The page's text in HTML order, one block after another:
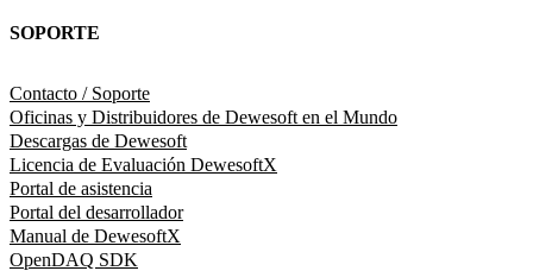
SOPORTE
Contacto / Soporte
Oficinas y Distribuidores de Dewesoft en el Mundo
Descargas de Dewesoft
Licencia de Evaluación DewesoftX
Portal de asistencia
Portal del desarrollador
Manual de DewesoftX
OpenDAQ SDK